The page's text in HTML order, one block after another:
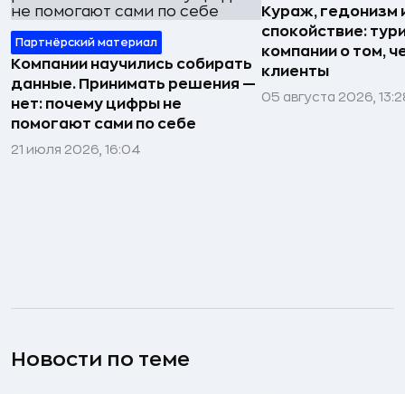
Партнёрский материал
Компании научились собирать
данные. Принимать решения —
нет: почему цифры не
помогают сами по себе
21 июля 2026, 16:04
Кураж, гедонизм
спокойствие:
компании о том,
клиенты
05 августа 2026,
Новости по теме